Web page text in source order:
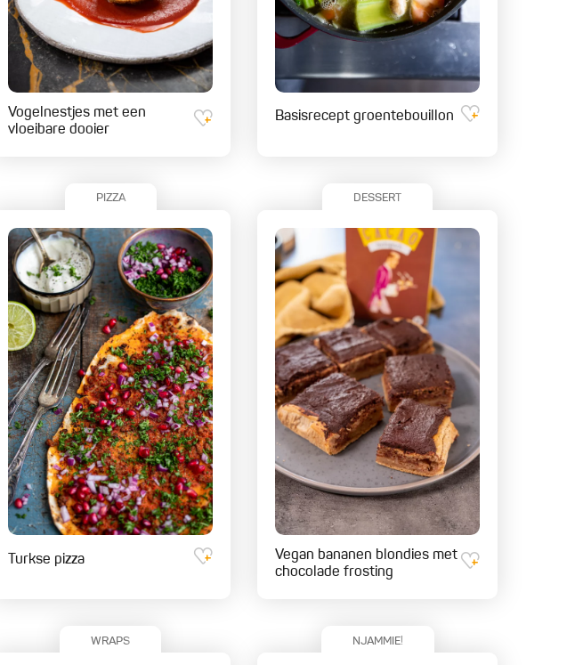
Vogelnestjes met een
vloeibare dooier
Basisrecept groentebouillon
PIZZA
Turkse pizza
DESSERT
Vegan bananen blondies met
chocolade frosting
WRAPS NJAMMIE!